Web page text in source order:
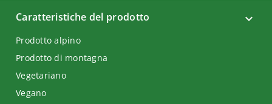
Caratteristiche del prodotto
Prodotto alpino
Prodotto di montagna
Vegetariano
Vegano